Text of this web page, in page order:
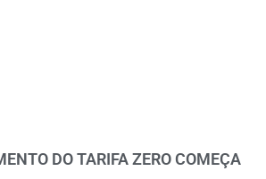
DO TARIFA ZERO COMEÇA